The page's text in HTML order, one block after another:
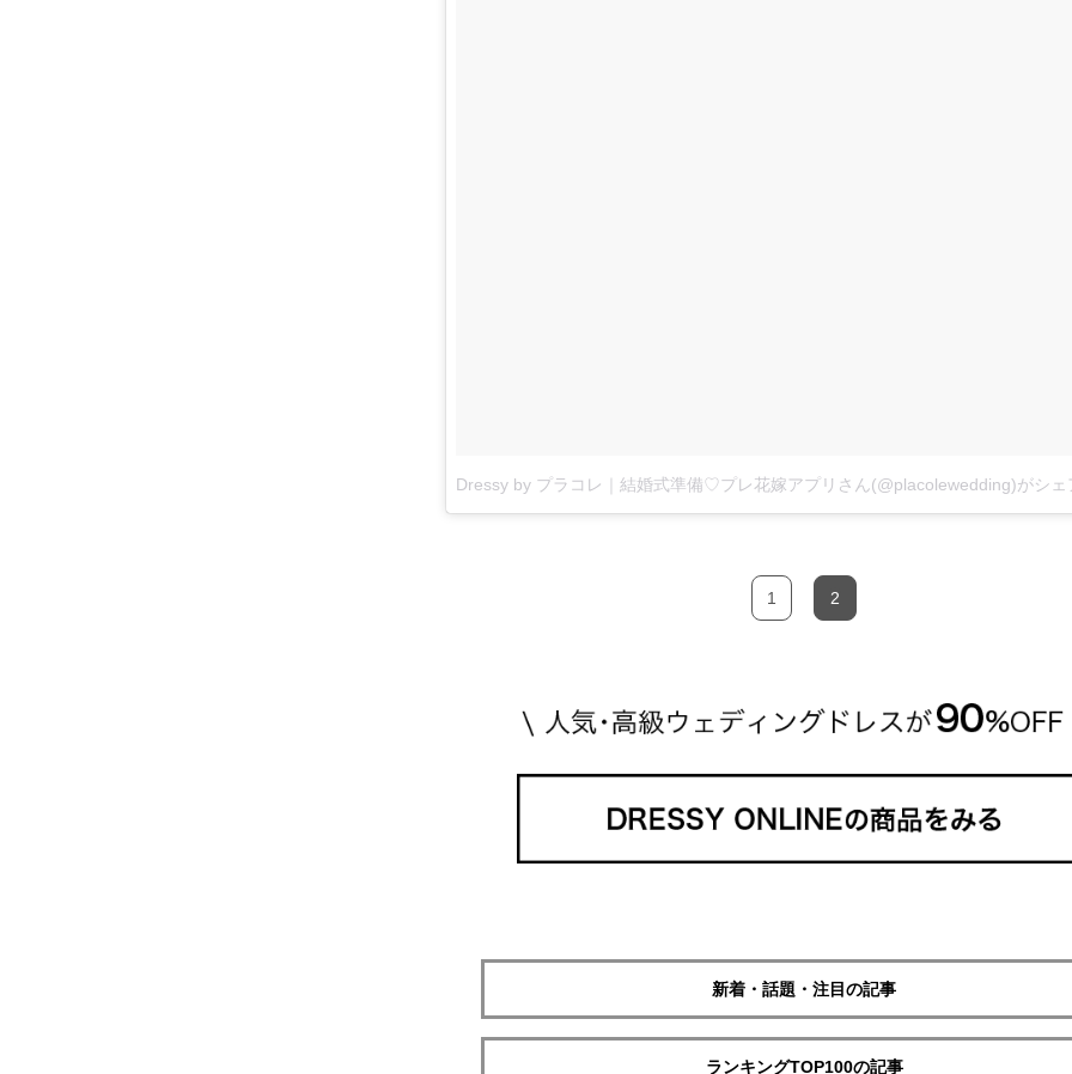
1 2
新着・話題・注目の記事
ランキングTOP100の記事